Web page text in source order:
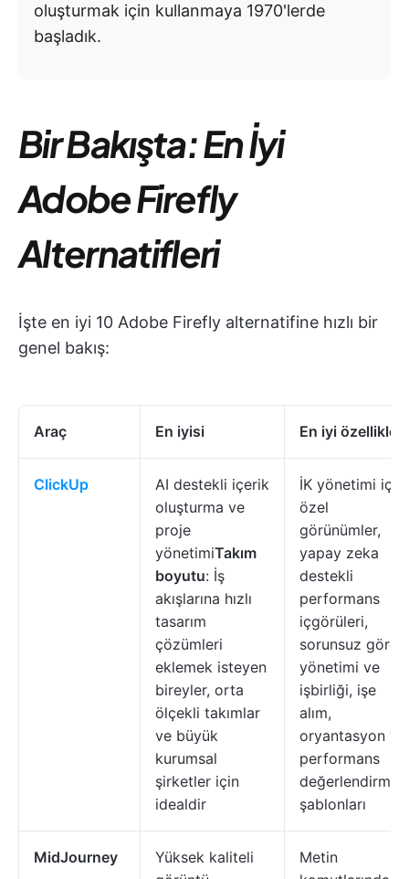
oluşturmak için kullanmaya 1970'lerde
başladık.
Bir Bakışta: En İyi
Adobe Firefly
Alternatifleri
İşte en iyi 10 Adobe Firefly alternatifine hızlı bir
genel bakış:
Araç En iyisi En iyi özellikler
ClickUp
AI destekli içerik
oluşturma ve
proje
yönetimiTakım
boyutu: İş
akışlarına hızlı
tasarım
çözümleri
eklemek isteyen
bireyler, orta
ölçekli takımlar
ve büyük
kurumsal
şirketler için
idealdir
İK yönetimi için
özel
görünümler,
yapay zeka
destekli
performans
içgörüleri,
sorunsuz görev
yönetimi ve
işbirliği, işe
alım,
oryantasyon ve
performans
değerlendirme
şablonları
MidJourney
Yüksek kaliteli
Metin